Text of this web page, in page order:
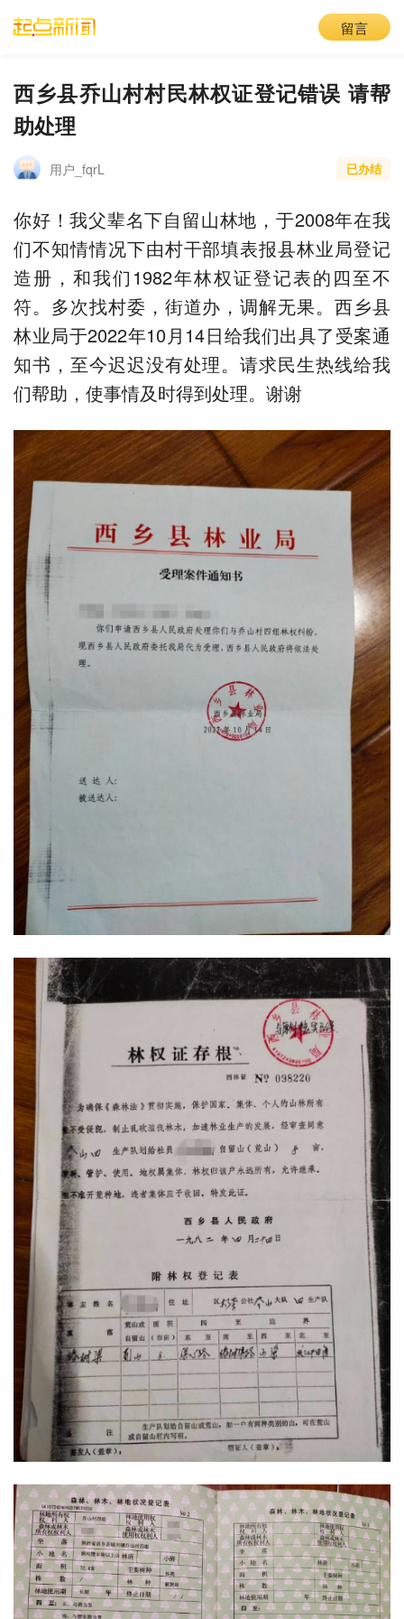
留言
西乡县乔山村村民林权证登记错误 请帮
助处理
用户_fqrL 已办结
你好！我父辈名下自留山林地，于2008年在我
们不知情情况下由村干部填表报县林业局登记
造册，和我们1982年林权证登记表的四至不
符。多次找村委，街道办，调解无果。西乡县
林业局于2022年10月14日给我们出具了受案通
知书，至今迟迟没有处理。请求民生热线给我
们帮助，使事情及时得到处理。谢谢